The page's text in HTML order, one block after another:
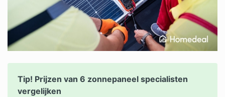
Tip! Prijzen van 6 zonnepaneel specialisten
vergelijken